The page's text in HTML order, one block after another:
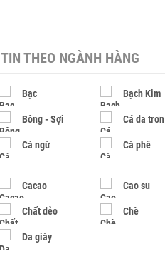
TIN THEO NGÀNH HÀNG
Bạc Bạch Kim
Bông - Sợi Cá da trơn
Cá ngừ Cà phê
Cacao Cao su
Chất dẻo Chè
Da giày